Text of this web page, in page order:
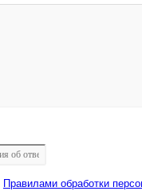
Правилами обработки